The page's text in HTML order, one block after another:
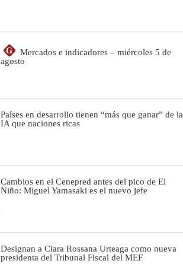
G
Mercados e indicadores – miércoles 5 de
agosto
Países en desarrollo tienen “más que ganar” de la
IA que naciones ricas
Cambios en el Cenepred antes del pico de El
Niño: Miguel Yamasaki es el nuevo jefe
Designan a Clara Rossana Urteaga como nueva
presidenta del Tribunal Fiscal del MEF